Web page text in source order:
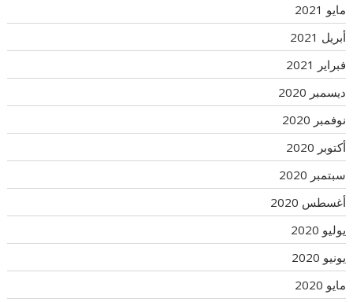
مايو 2021
أبريل 2021
فبراير 2021
ديسمبر 2020
نوفمبر 2020
أكتوبر 2020
سبتمبر 2020
أغسطس 2020
يوليو 2020
يونيو 2020
مايو 2020